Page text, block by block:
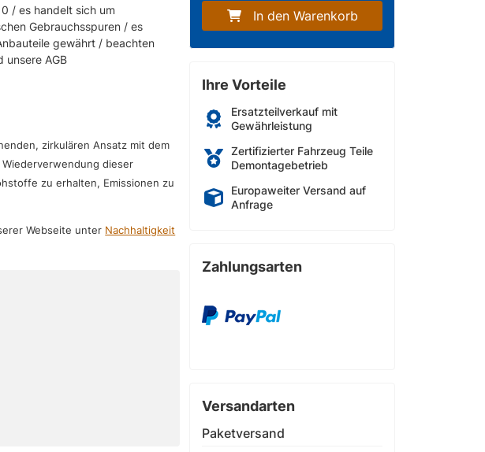
/ es handelt sich um
Gebrauchsspuren / es
gewährt / beachten
unsere AGB
zirkulären Ansatz mit dem
dieser
zu erhalten, Emissionen zu
Webseite unter Nachhaltigkeit
In den Warenkorb
Ihre Vorteile
Ersatzteilverkauf mit
Gewährleistung
Zertifizierter Fahrzeug Teile
Demontagebetrieb
Europaweiter Versand auf
Anfrage
Zahlungsarten
Versandarten
Paketversand